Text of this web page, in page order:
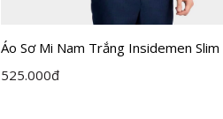
Áo Sơ Mi Nam Trắng Insidemen Slim
ILS158F0H0
525.000đ